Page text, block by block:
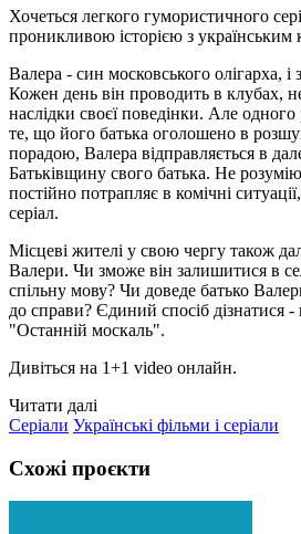
Хочеться легкого гумористичного
проникливою історією з
Валера - син московського олігарха, і
Кожен день він проводить в клубах,
наслідки своєї поведінки. Але одного
те, що його батька оголошено в
порадою, Валера відправляється в
Батьківщину свого батька. Не
постійно потрапляє в комічні
серіал.
Місцеві жителі у свою чергу також
Валери. Чи зможе він залишитися в
спільну мову? Чи доведе батько
до справи? Єдиний спосіб дізнатися -
"Останній москаль".
Дивіться на 1+1 video онлайн.
Читати далі
Серіали Українські фільми і серіали
Схожі проєкти